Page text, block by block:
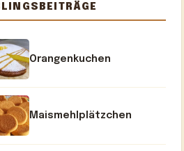
Orangenkuchen
Maismehlplätzchen